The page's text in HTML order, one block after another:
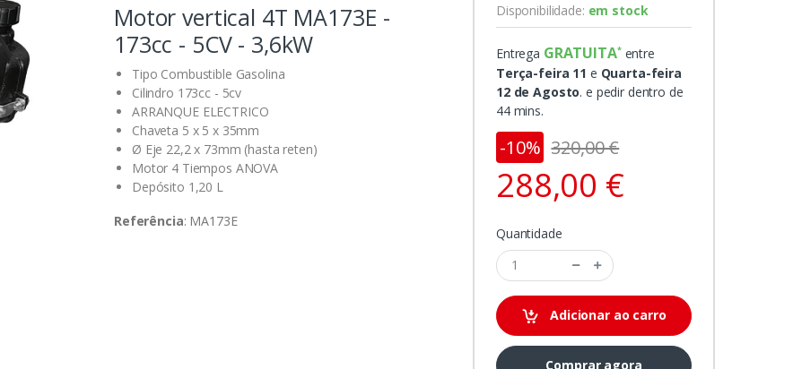
Motor vertical 4T MA173E -
173cc - 5CV - 3,6kW
Tipo Combustible Gasolina
Cilindro 173cc - 5cv
ARRANQUE ELECTRICO
Chaveta 5 x 5 x 35mm
Ø Eje 22,2 x 73mm (hasta reten)
Motor 4 Tiempos ANOVA
Depósito 1,20 L
Referência: MA173E
Disponibilidade: em stock
Entrega GRATUITA entre
Terça-feira 11 e Quarta-feira
12 de Agosto. e pedir dentro de
44 mins.
-10% 320,00 €
288,00 €
Quantidade
Adicionar ao carro
Comprar agora